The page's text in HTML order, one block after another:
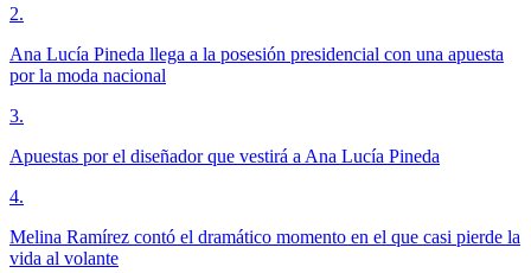
2.
Ana Lucía Pineda llega a la posesión presidencial con una apuesta
por la moda nacional
3.
Apuestas por el diseñador que vestirá a Ana Lucía Pineda
4.
Melina Ramírez contó el dramático momento en el que casi pierde la
vida al volante